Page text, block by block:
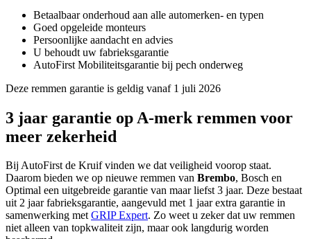
Betaalbaar onderhoud aan alle automerken- en typen
Goed opgeleide monteurs
Persoonlijke aandacht en advies
U behoudt uw fabrieksgarantie
AutoFirst Mobiliteitsgarantie bij pech onderweg
Deze remmen garantie is geldig vanaf 1 juli 2026
3 jaar garantie op A-merk remmen voor
meer zekerheid
Bij AutoFirst de Kruif vinden we dat veiligheid voorop staat.
Daarom bieden we op nieuwe remmen van Brembo, Bosch en
Optimal een uitgebreide garantie van maar liefst 3 jaar. Deze bestaat
uit 2 jaar fabrieksgarantie, aangevuld met 1 jaar extra garantie in
samenwerking metGRIP Expert. Zo weet u zeker dat uw remmen
niet alleen van topkwaliteit zijn, maar ook langdurig worden